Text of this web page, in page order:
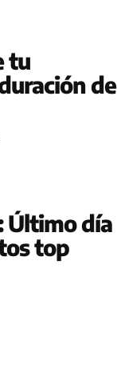
tu
de
Último día
top